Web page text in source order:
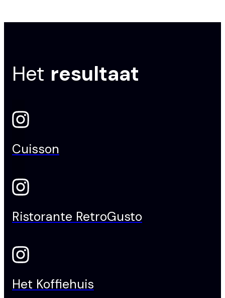
Het resultaat
Cuisson
Ristorante RetroGusto
Het Koffiehuis